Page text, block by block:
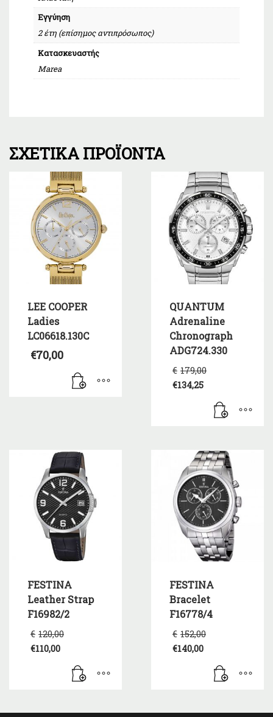
Εγγύηση
2 έτη (επίσημος αντιπρόσωπος)
Κατασκευαστής
Marea
ΣΧΕΤΙΚΆ ΠΡΟΪΌΝΤΑ
LEE COOPER
Ladies
LC06618.130C
€70,00
QUANTUM
Adrenaline
Chronograph
ADG724.330
€ 179,00
€179,00.
€134,25
τρέχουσα
FESTINA
Leather Strap
F16982/2
€ 120,00
€120,00.
€110,00
τρέχουσα
FESTINA
Bracelet
F16778/4
€ 152,00
€152,00.
€140,00
τρέχουσα